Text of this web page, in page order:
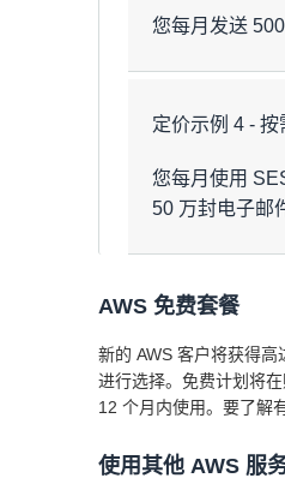
虚拟可交付
SES 可交付
性
虚拟可交付
全球可交付
Mail
Manager –
mTLS 入站
传出邮件（专业
传出邮件数据
每月固定费用（
每月总费用
您每月发送
传出邮件（企业
每月固定费用（
每月总费用
定价示例 4 - 按
您每月使用
50 万封电子邮
出站电子邮件
传出邮件数据
VDM — SES 可
AWS 免费套餐
新的 AWS 客户将获得
进行选择。免费计划将
12 个月内使用。要了解
使用其他 AWS 服